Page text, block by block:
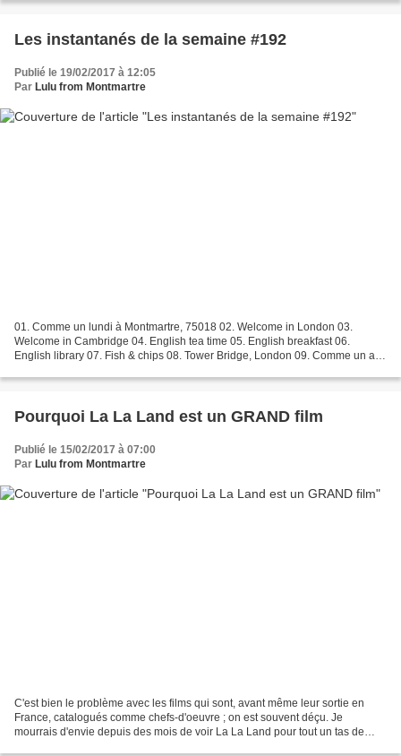
Les instantanés de la semaine #192
Publié le 19/02/2017 à 12:05
Par Lulu from Montmartre
01. Comme un lundi à Montmartre, 75018 02. Welcome in London 03.
Welcome in Cambridge 04. English tea time 05. English breakfast 06.
English library 07. Fish & chips 08. Tower Bridge, London 09. Comme un air
Pourquoi La La Land est un GRAND film
Publié le 15/02/2017 à 07:00
Par Lulu from Montmartre
C'est bien le problème avec les films qui sont, avant même leur sortie en
France, catalogués comme chefs-d'oeuvre ; on est souvent déçu. Je
mourrais d'envie depuis des mois de voir La La Land pour tout un tas de